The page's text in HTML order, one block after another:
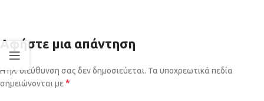
Αφήστε μια απάντηση
Η ηλ. διεύθυνση σας δεν δημοσιεύεται. Τα υποχρεωτικά πεδία
σημειώνονται με*